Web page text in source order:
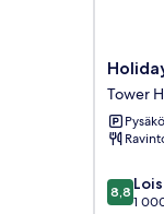
Holiday
Inn
London
-
IHG
Tower
Tower
8.8
kautta
8,8
1